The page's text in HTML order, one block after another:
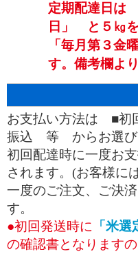
定期配達日は
日」 と５㎏
「毎月第３
す。備考欄よ
お支払い方法は ■初
振込 等 からお選び
初回配達時に一度お
されます。(お客様に
一度のご注文、ご決
す。
●初回発送時に 「米
の確認書となります